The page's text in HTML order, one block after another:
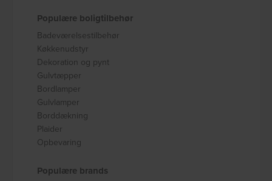
Populære boligtilbehør
Badeværelsestilbehør
Køkkenudstyr
Dekoration og pynt
Gulvtæpper
Bordlamper
Gulvlamper
Borddækning
Plaider
Opbevaring
Populære brands